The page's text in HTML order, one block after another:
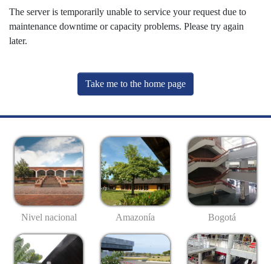
The server is temporarily unable to service your request due to
maintenance downtime or capacity problems. Please try again
later.
Take me to the home page
Nivel nacional Amazonía Bogotá